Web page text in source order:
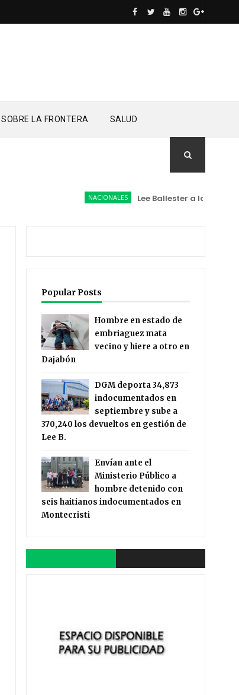
LA FRONTERA SALUD
NACIONALES Lee Ballester a los que se
Popular Posts
Hombre en estado de
embriaguez mata
vecino y hiere a otro en
Dajabón
DGM deporta 34,873
indocumentados en
septiembre y sube a
370,240 los devueltos en gestión de
Lee B.
Envían ante el
Ministerio Público a
hombre detenido con
seis haitianos indocumentados en
Montecristi